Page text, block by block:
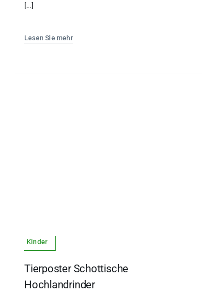
[…]
Lesen Sie mehr
Kinder
Tierposter Schottische
Hochlandrinder